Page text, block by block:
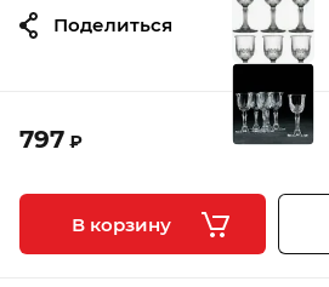
797 ₽
В корзину
Поделиться